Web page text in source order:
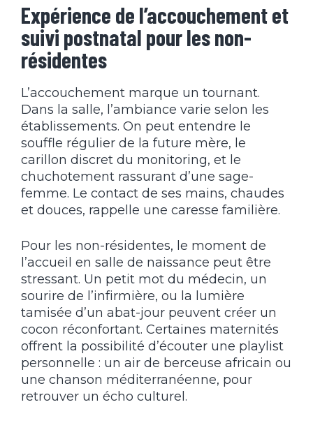
Expérience de l’accouchement et
suivi postnatal pour les non-
résidentes
L’accouchement marque un tournant.
Dans la salle, l’ambiance varie selon les
établissements. On peut entendre le
souffle régulier de la future mère, le
carillon discret du monitoring, et le
chuchotement rassurant d’une sage-
femme. Le contact de ses mains, chaudes
et douces, rappelle une caresse familière.
Pour les non-résidentes, le moment de
l’accueil en salle de naissance peut être
stressant. Un petit mot du médecin, un
sourire de l’infirmière, ou la lumière
tamisée d’un abat-jour peuvent créer un
cocon réconfortant. Certaines maternités
offrent la possibilité d’écouter une playlist
personnelle : un air de berceuse africain ou
une chanson méditerranéenne, pour
retrouver un écho culturel.